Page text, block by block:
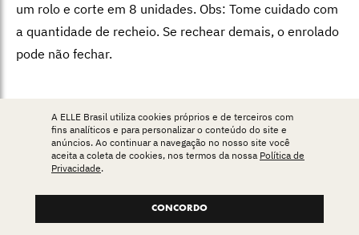
um rolo e corte em 8 unidades. Obs: Tome cuidado com
a quantidade de recheio. Se rechear demais, o enrolado
pode não fechar.
Receita de croquete de
taioba
A ELLE Brasil utiliza cookies próprios e de terceiros com
fins analíticos e para personalizar o conteúdo do site e
anúncios. Ao continuar a navegação no nosso site você
aceita a coleta de cookies, nos termos da nossa Política de
Privacidade.
CONCORDO